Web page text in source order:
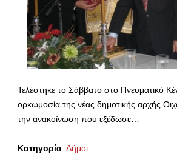
Τελέστηκε το Σάββατο στο Πνευματικό
ορκωμοσία της νέας δημοτικής αρχής
την ανακοίνωση που εξέδωσε…
Κατηγορία Δήμοι